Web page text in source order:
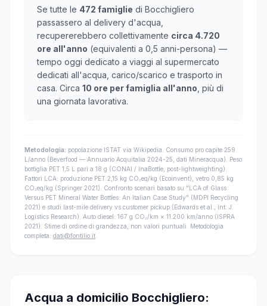
Se tutte le 472 famiglie di Bocchigliero
passassero al delivery d'acqua,
recupererebbero collettivamente circa 4.720
ore all'anno (equivalenti a 0,5 anni-persona) —
tempo oggi dedicato a viaggi al supermercato
dedicati all'acqua, carico/scarico e trasporto in
casa. Circa 10 ore per famiglia all'anno , più di
una giornata lavorativa.
Metodologia: popolazione ISTAT via Wikipedia. Consumo pro capite 259
L/anno (Beverfood — Annuario Acquitalia 2024-25, dati Mineracqua). Peso
bottiglia PET 1,5 L pari a 18 g (CONAI / InaBottle, post-lightweighting).
Fattori LCA: produzione PET 2,15 kg CO₂eq/kg (Ecoinvent), vetro 0,85 kg
CO₂eq/kg (Springer 2021). Confronto scenari basato su "LCA of Glass
Versus PET Mineral Water Bottles: An Italian Case Study" (MDPI Recycling
2021) e studi last-mile delivery vs customer pickup (Edwards et al., Int. J.
Logistics Research). Auto diesel: 167 g CO₂/km × 11.200 km/anno (ISPRA
2021). Stime di ordine di grandezza, non valori puntuali. Metodologia
completa: dati@fontilio.it
Acqua a domicilio Bocchigliero: